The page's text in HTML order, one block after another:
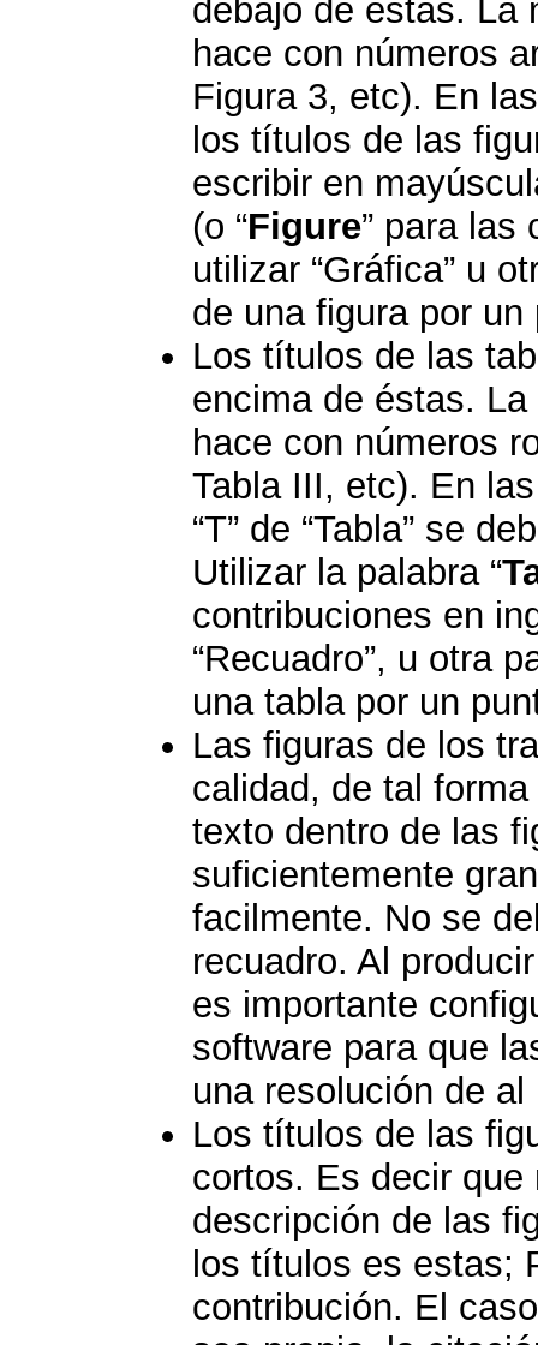
debajo de éstas. La
hace con números
Figura 3, etc). En
los títulos de las
escribir en
(o “Figure” para las
utilizar “Gráfica” u
de una figura por un
Los títulos de las
encima de éstas.
hace con números
Tabla III, etc). En
“T” de “Tabla” se
Utilizar la palabra “
contribuciones en
“Recuadro”, u otra
una tabla por un
Las figuras de los
calidad, de tal
texto dentro de las
suficientemente
facilmente. No se
recuadro. Al
es importante
software para que
una resolución de
Los títulos de las
cortos. Es decir
descripción de las
los títulos es estas;
contribución. El